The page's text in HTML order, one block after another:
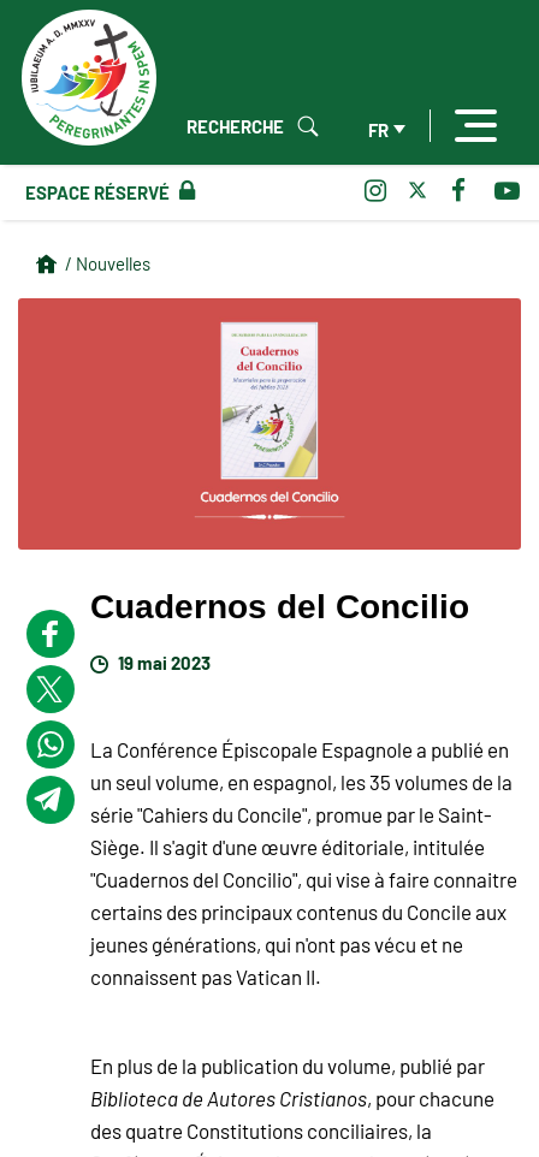
FR
RECHERCHE
ESPACE RÉSERVÉ
/ Nouvelles
Cuadernos del Concilio
19 mai 2023
La Conférence Épiscopale Espagnole a publié en
un seul volume, en espagnol, les 35 volumes de la
série "Cahiers du Concile", promue par le Saint-
Siège. Il s'agit d'une œuvre éditoriale, intitulée
"Cuadernos del Concilio", qui vise à faire connaitre
certains des principaux contenus du Concile aux
jeunes générations, qui n'ont pas vécu et ne
connaissent pas Vatican II.
En plus de la publication du volume, publié par
Biblioteca de Autores Cristianos, pour chacune
des quatre Constitutions conciliaires, la